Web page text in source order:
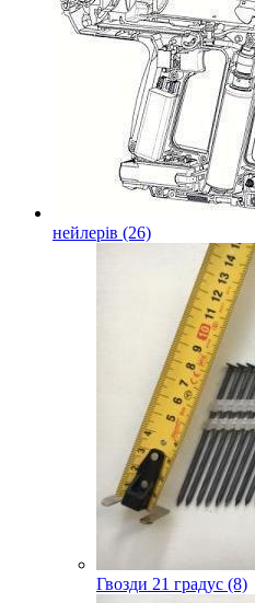
нейлерів (26)
Гвозди 21 градус (8)